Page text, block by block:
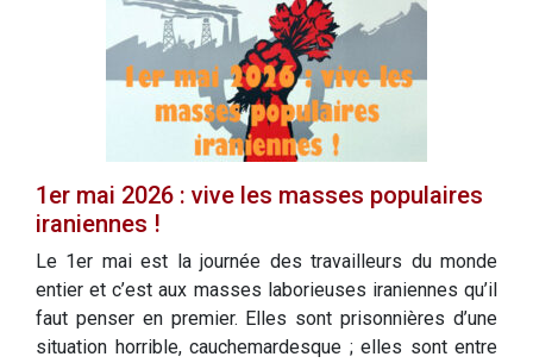
1er mai 2026 : vive les masses populaires
iraniennes !
Le 1er mai est la journée des travailleurs du monde
entier et c’est aux masses laborieuses iraniennes qu’il
faut penser en premier. Elles sont prisonnières d’une
situation horrible, cauchemardesque ; elles sont entre